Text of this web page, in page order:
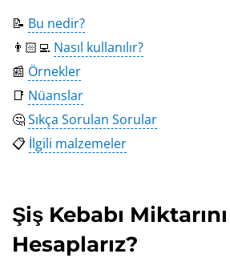
📝 Bu nedir?
👨🏻‍💻 Nasıl kullanılır?
📰 Örnekler
📑 Nüanslar
🤔Sıkça Sorulan Sorular
📋 İlgili malzemeler
Şiş Kebabı Miktarını
Hesaplarız?